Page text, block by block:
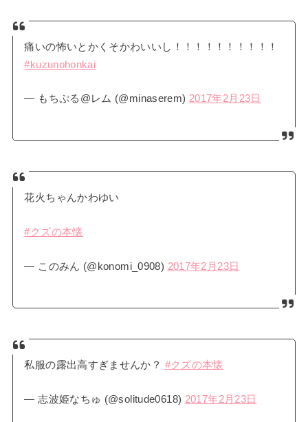
痛いの怖いとかくそかわいいし！！！！！！！！！！
#kuzunohonkai
— もちぷる@レム (@minaserem) 2017年2月23日
花火ちゃんかわゆい
#クズの本懐
— このみん (@konomi_0908) 2017年2月23日
私服の露出高すぎませんか？ #クズの本懐
— 志波姫なちゅ (@solitude0618) 2017年2月23日